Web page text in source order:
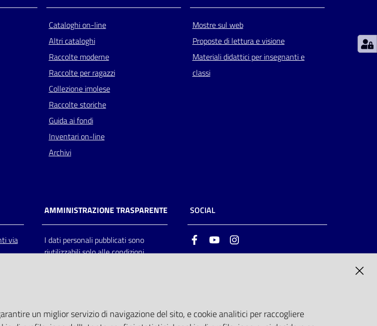
Cataloghi on-line
Altri cataloghi
Raccolte moderne
Raccolte per ragazzi
Collezione imolese
Raccolte storiche
Guida ai fondi
Inventari on-line
Archivi
Mostre sul web
Proposte di lettura e visione
Materiali didattici per insegnanti e
classi
via
AMMINISTRAZIONE TRASPARENTE
I dati personali pubblicati sono
riutilizzabili solo alle condizioni
SOCIAL
FacebookYoutube
un miglior servizio di navigazione del sito, e cookie analitici per raccogliere